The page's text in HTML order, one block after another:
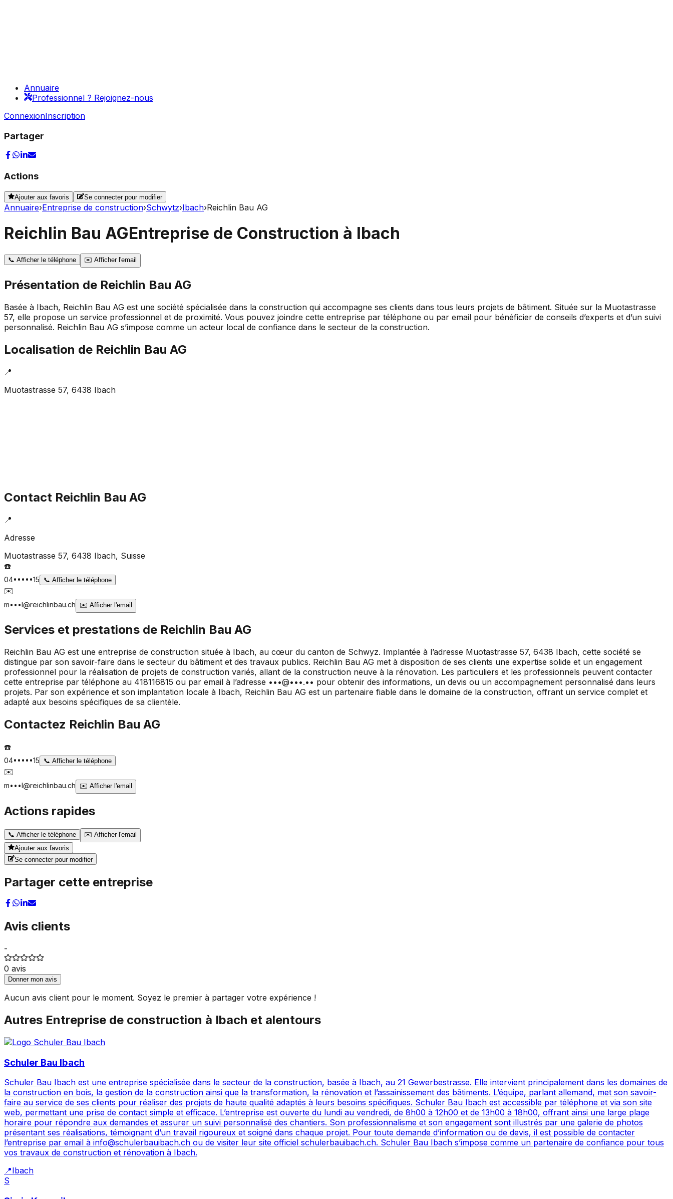
Annuaire
Professionnel ? Rejoignez-nous
ConnexionInscription
Partager
Actions
Ajouter aux favoris Se connecter pour modifier
Annuaire›Entreprise de construction›Schwytz›Ibach›Reichlin Bau AG
Reichlin Bau AGEntreprise de Construction à Ibach
📞 Afficher le téléphone ✉️ Afficher l'email
Présentation de Reichlin Bau AG
Basée à Ibach, Reichlin Bau AG est une société spécialisée dans la construction qui accompagne ses clients dans tous leurs projets de bâtiment. Située sur la Muotastrasse
57, elle propose un service professionnel et de proximité. Vous pouvez joindre cette entreprise par téléphone ou par email pour bénéficier de conseils d’experts et d’un suivi
personnalisé. Reichlin Bau AG s’impose comme un acteur local de confiance dans le secteur de la construction.
Localisation de Reichlin Bau AG
📍
Muotastrasse 57, 6438 Ibach
Contact Reichlin Bau AG
📍
Adresse
Muotastrasse 57, 6438 Ibach, Suisse
☎️
04•••••15 📞 Afficher le téléphone
✉️
m•••l@reichlinbau.ch ✉️ Afficher l'email
Services et prestations de Reichlin Bau AG
Reichlin Bau AG est une entreprise de construction située à Ibach, au cœur du canton de Schwyz. Implantée à l’adresse Muotastrasse 57, 6438 Ibach, cette société se
distingue par son savoir-faire dans le secteur du bâtiment et des travaux publics. Reichlin Bau AG met à disposition de ses clients une expertise solide et un engagement
professionnel pour la réalisation de projets de construction variés, allant de la construction neuve à la rénovation. Les particuliers et les professionnels peuvent contacter
cette entreprise par téléphone au 418116815 ou par email à l’adresse •••@•••.•• pour obtenir des informations, un devis ou un accompagnement personnalisé dans leurs
projets. Par son expérience et son implantation locale à Ibach, Reichlin Bau AG est un partenaire fiable dans le domaine de la construction, offrant un service complet et
adapté aux besoins spécifiques de sa clientèle.
Contactez Reichlin Bau AG
☎️
04•••••15 📞 Afficher le téléphone
✉️
m•••l@reichlinbau.ch ✉️ Afficher l'email
Actions rapides
📞 Afficher le téléphone ✉️ Afficher l'email
Ajouter aux favoris
Se connecter pour modifier
Partager cette entreprise
Avis clients
-
0 avis
Donner mon avis
Aucun avis client pour le moment. Soyez le premier à partager votre expérience !
Autres Entreprise de construction à Ibach et alentours
Schuler Bau Ibach
Schuler Bau Ibach est une entreprise spécialisée dans le secteur de la construction, basée à Ibach, au 21 Gewerbestrasse. Elle intervient principalement dans les domaines de
la construction en bois, la gestion de la construction ainsi que la transformation, la rénovation et l’assainissement des bâtiments. L’équipe, parlant allemand, met son savoir-
faire au service de ses clients pour réaliser des projets de haute qualité adaptés à leurs besoins spécifiques. Schuler Bau Ibach est accessible par téléphone et via son site
web, permettant une prise de contact simple et efficace. L’entreprise est ouverte du lundi au vendredi, de 8h00 à 12h00 et de 13h00 à 18h00, offrant ainsi une large plage
horaire pour répondre aux demandes et assurer un suivi personnalisé des chantiers. Son professionnalisme et son engagement sont illustrés par une galerie de photos
présentant ses réalisations, témoignant d’un travail rigoureux et soigné dans chaque projet. Pour toute demande d’information ou de devis, il est possible de contacter
l’entreprise par email à info@schulerbauibach.ch ou de visiter leur site officiel schulerbauibach.ch. Schuler Bau Ibach s’impose comme un partenaire de confiance pour tous
vos travaux de construction et rénovation à Ibach.
📍Ibach
S